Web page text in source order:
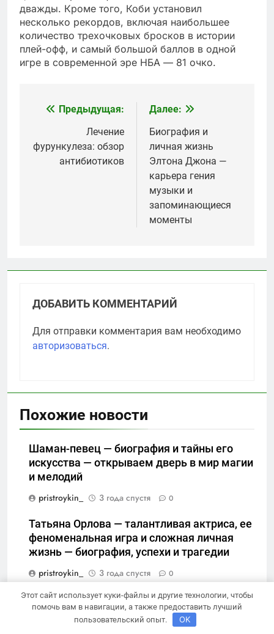
дважды. Кроме того, Коби установил
несколько рекордов, включая наибольшее
количество трехочковых бросков в истории
плей-офф, и самый большой баллов в одной
игре в современной эре НБА — 81 очко.
Навигация
записям
Предыдущая:
Лечение
фурункулеза: обзор
антибиотиков
Далее:
Биография и
личная жизнь
Элтона Джона —
карьера гения
музыки и
запоминающиеся
моменты
ДОБАВИТЬ КОММЕНТАРИЙ
Для отправки комментария вам необходимо
авторизоваться.
Похожие новости
Шаман-певец — биография и тайны его
искусства — открываем дверь в мир магии
и мелодий
pristroykin_
3 года спустя 0
Татьяна Орлова — талантливая актриса, ее
феноменальная игра и сложная личная
жизнь — биография, успехи и трагедии
pristroykin_
3 года спустя 0
Причины появления жировиков на веках и
вокруг глаз
Этот сайт использует куки-файлы и другие технологии, чтобы
помочь вам в навигации, а также предоставить лучший
пользовательский опыт.
OK